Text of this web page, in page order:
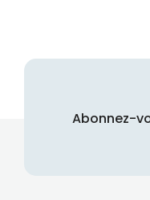
Abonnez-